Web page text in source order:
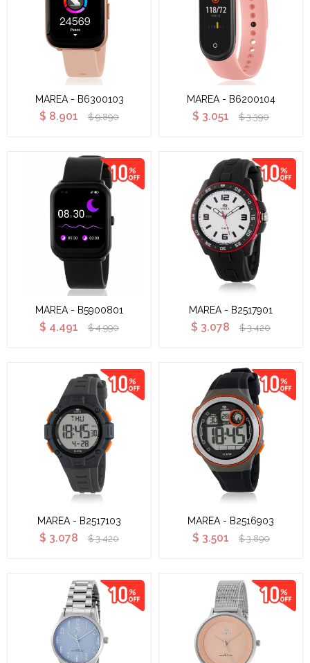
MAREA - B6300103
$ 8.901 $ 9.890
MAREA - B6200104
$ 3.051 $ 3.390
MAREA - B5900801
$ 4.491 $ 4.990
MAREA - B2517901
$ 3.078 $ 3.420
MAREA - B2517103
$ 3.078 $ 3.420
MAREA - B2516903
$ 3.501 $ 3.890